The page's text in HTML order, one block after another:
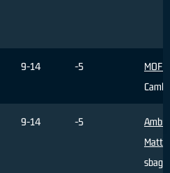
9-14 -5
9-14 -5